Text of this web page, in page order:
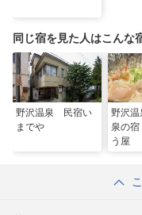
同じ宿を見た人はこんな
野沢温泉 民宿い
までや
野沢
泉の
う屋